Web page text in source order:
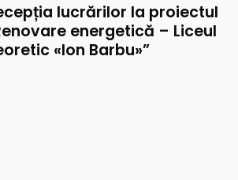
lucrărilor la proiectul
energetică – Liceul
«Ion Barbu»”